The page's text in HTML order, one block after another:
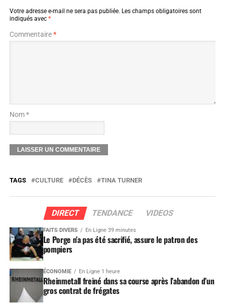
Votre adresse e-mail ne sera pas publiée. Les champs obligatoires sont
indiqués avec *
Commentaire*
Nom *
TAGS CULTURE DÉCÈS TINA TURNER
DIRECT TENDANCE VIDEOS
FAITS DIVERS En Ligne 39 minutes
Le Porge n’a pas été sacrifié, assure le patron des
pompiers
ÉCONOMIE En Ligne 1 heure
Rheinmetall freiné dans sa course après l’abandon d’un
gros contrat de frégates